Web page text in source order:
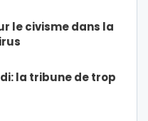
le civisme dans la
la tribune de trop